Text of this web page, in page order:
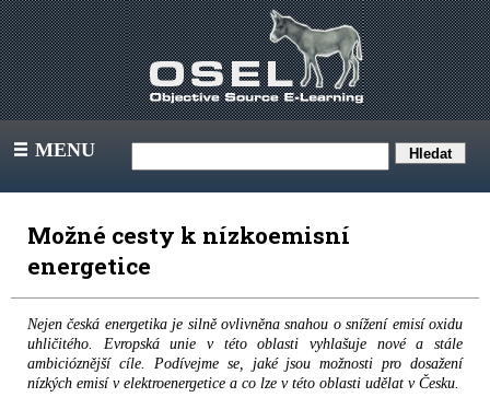
III MENU
Možné cesty k nízkoemisní
energetice
Nejen česká energetika je silně ovlivněna snahou o snížení emisí oxidu
uhličitého. Evropská unie v této oblasti vyhlašuje nové a stále
ambicióznější cíle. Podívejme se, jaké jsou možnosti pro dosažení
nízkých emisí v elektroenergetice a co lze v této oblasti udělat v Česku.